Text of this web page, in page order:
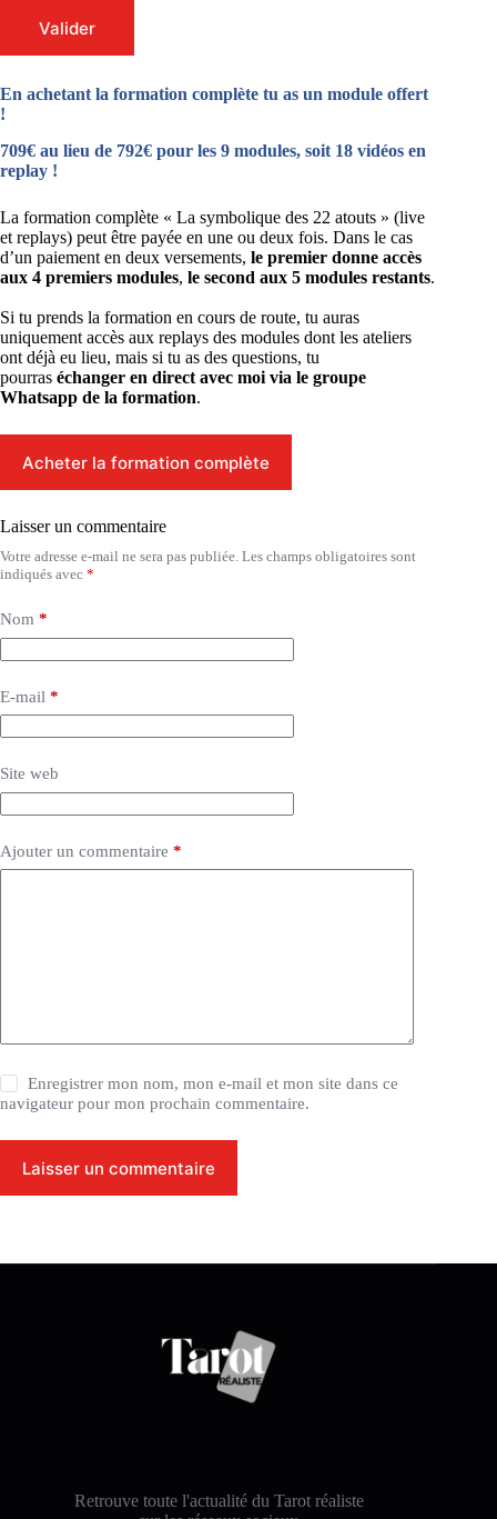
Valider
En achetant la formation complète tu as un module offert
!
709€ au lieu de 792€ pour les 9 modules, soit 18 vidéos en
replay !
La formation complète « La symbolique des 22 atouts » (live
et replays) peut être payée en une ou deux fois. Dans le cas
d’un paiement en deux versements, le premier donne accès
aux 4 premiers modules, le second aux 5 modules restants.
Si tu prends la formation en cours de route, tu auras
uniquement accès aux replays des modules dont les ateliers
ont déjà eu lieu, mais si tu as des questions, tu
pourras échanger en direct avec moi via le groupe
Whatsapp de la formation.
Acheter la formation complète
Laisser un commentaire
Votre adresse e-mail ne sera pas publiée. Les champs obligatoires sont
indiqués avec *
Nom *
E-mail *
Site web
Ajouter un commentaire *
Enregistrer mon nom, mon e-mail et mon site dans ce
navigateur pour mon prochain commentaire.
Laisser un commentaire
Retrouve toute l'actualité du Tarot réaliste